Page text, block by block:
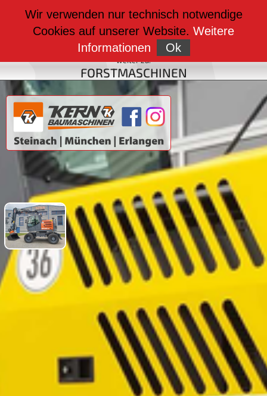
BAUMASCHINEN
weiter zu:
FAHRZEUGBAU
weiter zu:
FORSTMASCHINEN
Wir verwenden nur technisch notwendige
Cookies auf unserer Website. Weitere
Informationen
Ok